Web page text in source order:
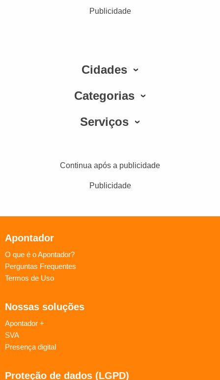
Publicidade
Cidades
Categorias
Serviços
Continua após a publicidade
Publicidade
Apontador
O que é o Apontador?
Perguntas Frequentes
Termos de Uso
Nossas soluções
Apontador +
SVA
Presença digital
Proteção de dados (LGPD)